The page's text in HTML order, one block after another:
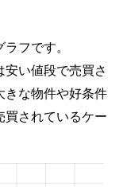
フです。
い値段で売買さ
な物件や好条件
されているケー